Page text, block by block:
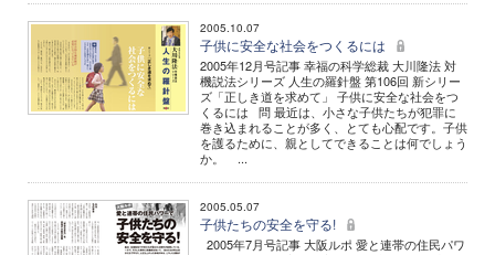
2005.10.07
子供に安全な社会をつくるには
2005年12月号記事 幸福の科学総裁 大川隆法 対
機説法シリーズ 人生の羅針盤 第106回 新シリー
ズ「正しき道を求めて」 子供に安全な社会をつ
くるには 問 最近は、小さな子供たちが犯罪に
巻き込まれることが多く、とても心配です。子供
を護るために、親としてできることは何でしょう
か。 ...
2005.05.07
子供たちの安全を守る!
2005年7月号記事 大阪ルポ 愛と連帯の住民パワ